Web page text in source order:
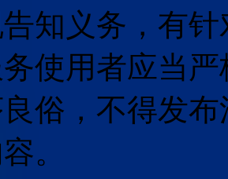
知义务，有
使用者应当
俗，不得发
。